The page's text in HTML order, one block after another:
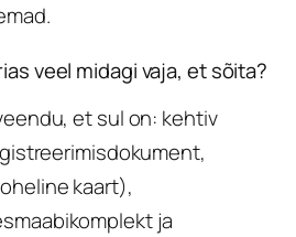
veel midagi vaja, et sõita?
et sul on: kehtiv
kaart),
ja